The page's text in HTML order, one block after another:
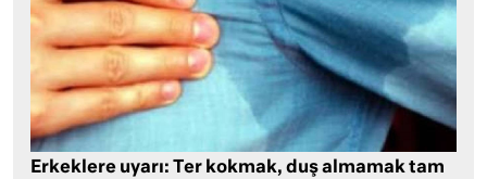
Erkeklere uyarı: Ter kokmak, duş almamak tam